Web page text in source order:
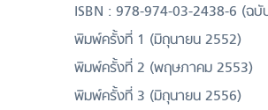
ISBN : 978-974-03-2438-6 (ฉบั
พิมพ์ครั้งที่ 1 (มิถุนายน 2552)
พิมพ์ครั้งที่ 2 (พฤษภาคม 2553)
พิมพ์ครั้งที่ 3 (มิถุนายน 2556)